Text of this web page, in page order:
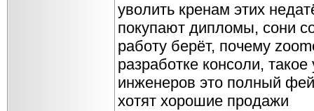
уволить кренам этих
покупают дипломы, сони
работу берёт, почему
разработке консоли,
инженеров это полный
хотят хорошие продажи